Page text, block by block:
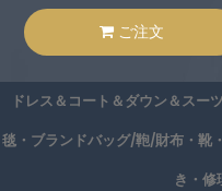
ご注文
ドレス＆コート＆ダウン＆スー
毯・ブランドバッグ/鞄/財布・靴
き・修